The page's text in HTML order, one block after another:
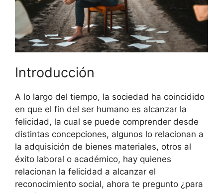
Introducción
A lo largo del tiempo, la sociedad ha coincidido
en que el fin del ser humano es alcanzar la
felicidad, la cual se puede comprender desde
distintas concepciones, algunos lo relacionan a
la adquisición de bienes materiales, otros al
éxito laboral o académico, hay quienes
relacionan la felicidad a alcanzar el
reconocimiento social, ahora te pregunto ¿para